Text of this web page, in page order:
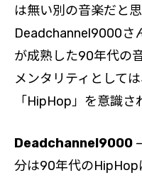
は無い別の音楽だと思
Deadchannel9000さ
が成熟した90年代の
メンタリティとして
「HipHop」を意識さ
Deadchannel9000
分は90年代のHipHop